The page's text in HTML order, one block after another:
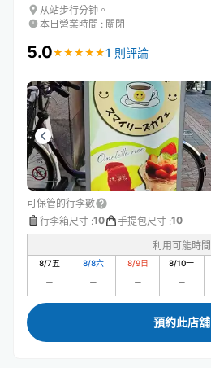
从站步行分钟。
本日營業時間 : 關閉
5.0★ ★ ★ ★ ★
★ ★ ★ ★ ★1 則評論
可保管的行李數
行李箱尺寸 :10 手提包尺寸 :10
利用可能時間
8/7五 8/8六 8/9日 8/10一
預約此店舖